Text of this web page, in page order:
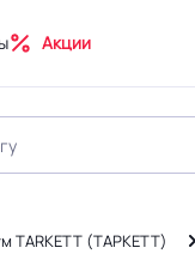
Акции
TARKETT (ТАРКЕТТ)